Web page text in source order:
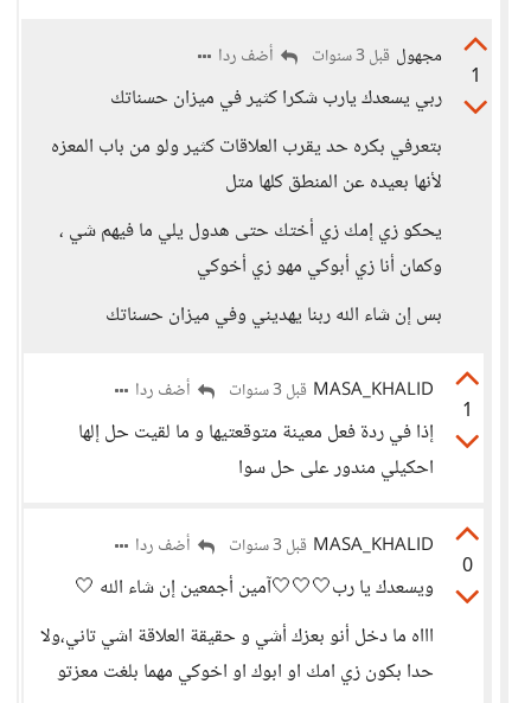
1
مجهول قبل 3 سنوات أضف ردا
ربي يسعدك يارب شكرا كثير في ميزان حسناتك
بتعرفي بكره حد يقرب العلاقات كثير ولو من باب المعزه
لأنها بعيده عن المنطق كلها متل
يحكو زي إمك زي أختك حتى هدول يلي ما فيهم شي ،
وكمان أنا زي أبوكي مهو زي أخوكي
بس إن شاء الله ربنا يهديني وفي ميزان حسناتك
1
MASA_KHALID قبل 3 سنوات أضف ردا
إذا في ردة فعل معينة متوقعتيها و ما لقيت حل إلها
احكيلي مندور على حل سوا
0
MASA_KHALID قبل 3 سنوات أضف ردا
ويسعدك يا رب🤍🤍🤍آمين أجمعين إن شاء الله 🤍
اااه ما دخل أنو بعزك أشي و حقيقة العلاقة اشي تاني،ولا
حدا بكون زي امك او ابوك او اخوكي مهما بلغت معزتو